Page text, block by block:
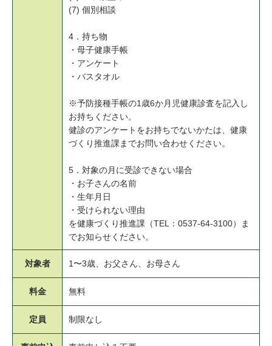
(7) 個別相談
4．持ち物
・母子健康手帳
・アンケート
・バスタオル
※予防接種手帳の1歳6か月児健康診査を記入し
お持ちください。
健診のアンケートをお持ちでないかたは、健康
づくり推進課までお問い合わせください。
5．対象の月に受診できない場合
・お子さんの名前
・生年月日
・受けられない理由
を健康づくり推進課（TEL：0537-64-3100）ま
でお知らせください。
対象者 1〜3歳、お父さん、お母さん
料金 無料
定員 制限なし